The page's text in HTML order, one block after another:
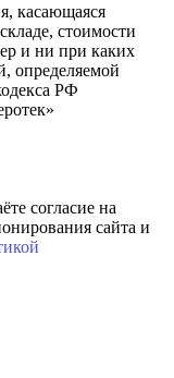
касающаяся
стоимости
и ни при каких
определяемой
РФ
согласие на
сайта и